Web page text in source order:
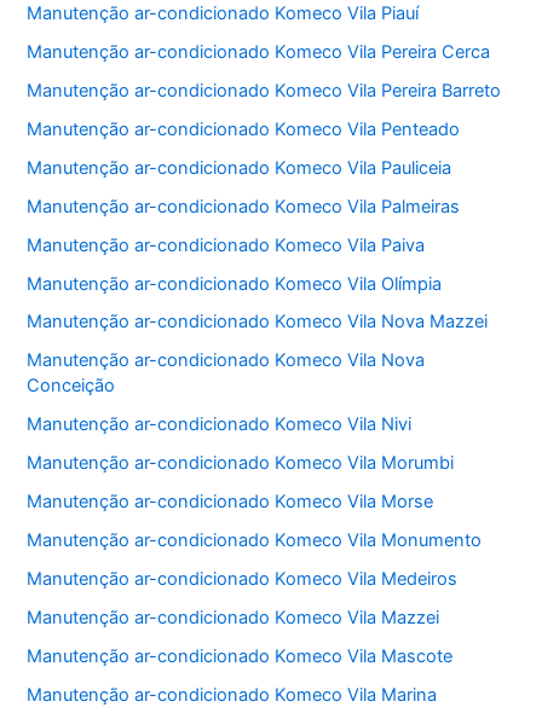
Manutenção ar-condicionado Komeco Vila Piauí
Manutenção ar-condicionado Komeco Vila Pereira Cerca
Manutenção ar-condicionado Komeco Vila Pereira Barreto
Manutenção ar-condicionado Komeco Vila Penteado
Manutenção ar-condicionado Komeco Vila Pauliceia
Manutenção ar-condicionado Komeco Vila Palmeiras
Manutenção ar-condicionado Komeco Vila Paiva
Manutenção ar-condicionado Komeco Vila Olímpia
Manutenção ar-condicionado Komeco Vila Nova Mazzei
Manutenção ar-condicionado Komeco Vila Nova
Conceição
Manutenção ar-condicionado Komeco Vila Nivi
Manutenção ar-condicionado Komeco Vila Morumbi
Manutenção ar-condicionado Komeco Vila Morse
Manutenção ar-condicionado Komeco Vila Monumento
Manutenção ar-condicionado Komeco Vila Medeiros
Manutenção ar-condicionado Komeco Vila Mazzei
Manutenção ar-condicionado Komeco Vila Mascote
Manutenção ar-condicionado Komeco Vila Marina